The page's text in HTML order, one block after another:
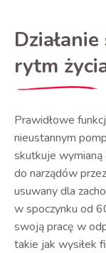
rytm
Prawidłowe
nieustannym
skutkuje
do narządów
usuwany dla
w spoczynku od
swoją pracę w
takie jak wysiłek